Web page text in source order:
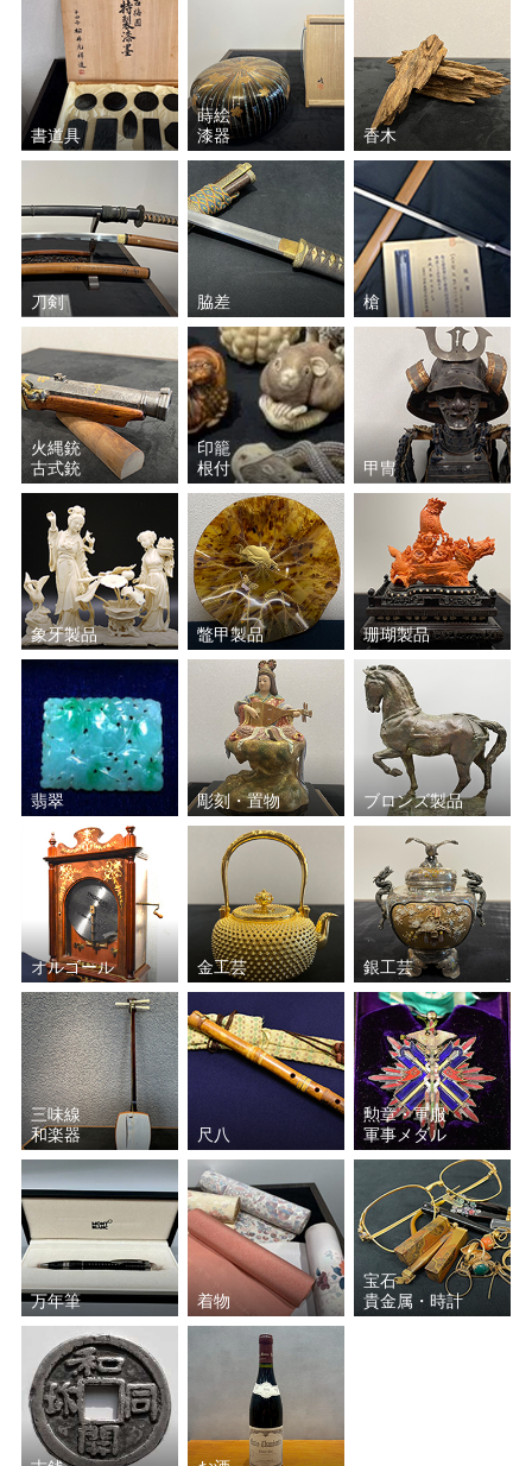
書道具
蒔絵
漆器
香木
刀剣 脇差 槍
火縄銃
古式銃
印籠
根付
甲冑
象牙製品 鼈甲製品 珊瑚製品
翡翠 彫刻・置物 ブロンズ製品
オルゴール 金工芸 銀工芸
三味線
和楽器
尺八
勲章・軍服
軍事メダル
万年筆 着物
宝石
貴金属・時計